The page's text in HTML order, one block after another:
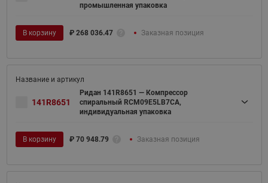
промышленная упаковка
В корзину ₽ 268 036.47 Заказная позиция
141R8651
Ридан 141R8651 — Компрессор
спиральный RCM09E5LB7CA,
индивидуальная упаковка
В корзину ₽ 70 948.79 Заказная позиция